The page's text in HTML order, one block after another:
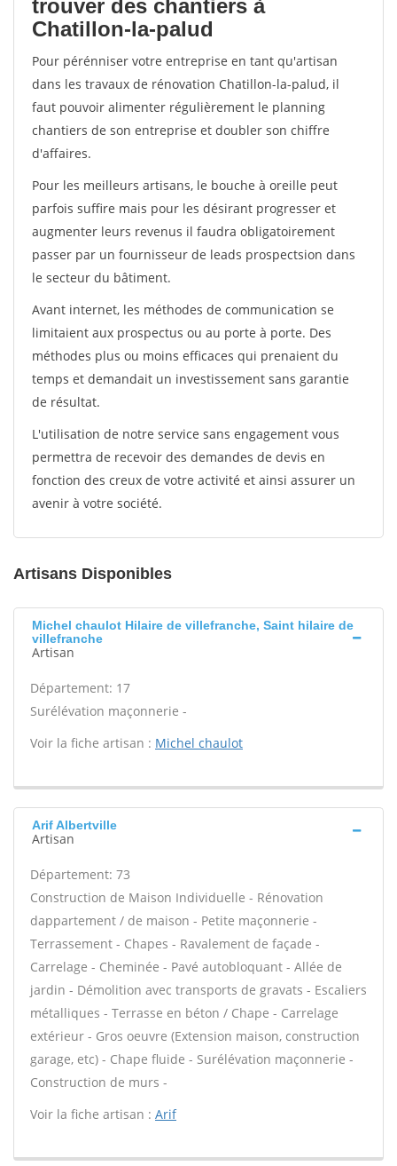
trouver des chantiers à
Chatillon-la-palud
Pour pérénniser votre entreprise en tant qu'artisan
dans les travaux de rénovation Chatillon-la-palud, il
faut pouvoir alimenter régulièrement le planning
chantiers de son entreprise et doubler son chiffre
d'affaires.
Pour les meilleurs artisans, le bouche à oreille peut
parfois suffire mais pour les désirant progresser et
augmenter leurs revenus il faudra obligatoirement
passer par un fournisseur de leads prospectsion dans
le secteur du bâtiment.
Avant internet, les méthodes de communication se
limitaient aux prospectus ou au porte à porte. Des
méthodes plus ou moins efficaces qui prenaient du
temps et demandait un investissement sans garantie
de résultat.
L'utilisation de notre service sans engagement vous
permettra de recevoir des demandes de devis en
fonction des creux de votre activité et ainsi assurer un
avenir à votre société.
Artisans Disponibles
Michel chaulot Hilaire de villefranche, Saint hilaire de
villefranche
Artisan
Département: 17
Surélévation maçonnerie -
Voir la fiche artisan : Michel chaulot
Arif Albertville
Artisan
Département: 73
Construction de Maison Individuelle - Rénovation
dappartement / de maison - Petite maçonnerie -
Terrassement - Chapes - Ravalement de façade -
Carrelage - Cheminée - Pavé autobloquant - Allée de
jardin - Démolition avec transports de gravats - Escaliers
métalliques - Terrasse en béton / Chape - Carrelage
extérieur - Gros oeuvre (Extension maison, construction
garage, etc) - Chape fluide - Surélévation maçonnerie -
Construction de murs -
Voir la fiche artisan : Arif